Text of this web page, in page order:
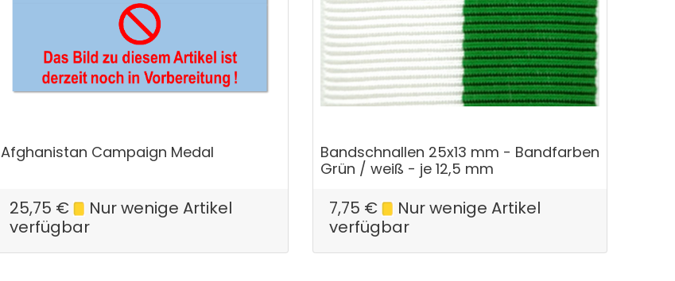
Afghanistan Campaign Medal
25,75 €
Nur wenige Artikel
verfügbar
Bandschnallen 25x13 mm - Bandfarben
Grün / weiß - je 12,5 mm
7,75 €
Nur wenige Artikel
verfügbar